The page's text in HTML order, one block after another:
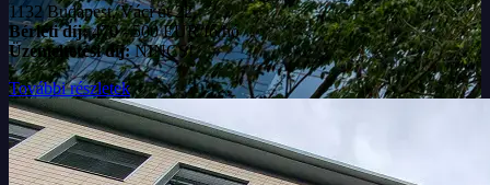
1132 Budapest, Váci út 22.
Bérleti díj:470 - 500 EUR/fő/hó
Üzemeltetési díj:NINCS!
További részletek